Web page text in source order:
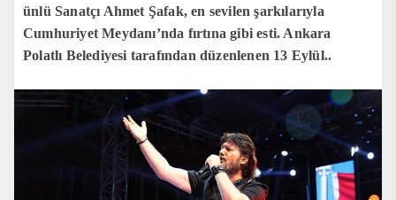
ünlü Sanatçı Ahmet Şafak, en sevilen şarkılarıyla
Cumhuriyet Meydanı’nda fırtına gibi esti. Ankara
Polatlı Belediyesi tarafından düzenlenen 13 Eylül..